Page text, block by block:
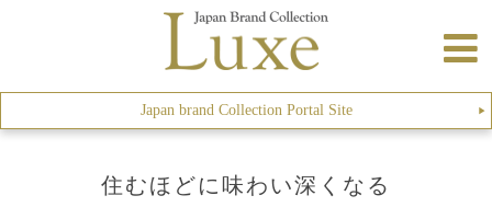
Japan brand Collection Portal Site ▶︎
住むほどに味わい深くなる